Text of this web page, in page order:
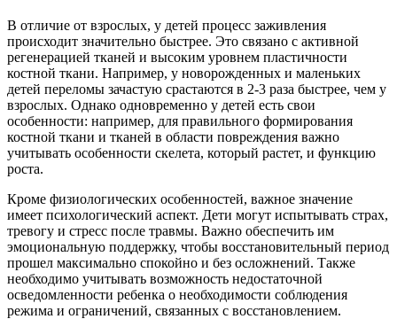
В отличие от взрослых, у детей процесс заживления
происходит значительно быстрее. Это связано с активной
регенерацией тканей и высоким уровнем пластичности
костной ткани. Например, у новорожденных и маленьких
детей переломы зачастую срастаются в 2-3 раза быстрее, чем у
взрослых. Однако одновременно у детей есть свои
особенности: например, для правильного формирования
костной ткани и тканей в области повреждения важно
учитывать особенности скелета, который растет, и функцию
роста.
Кроме физиологических особенностей, важное значение
имеет психологический аспект. Дети могут испытывать страх,
тревогу и стресс после травмы. Важно обеспечить им
эмоциональную поддержку, чтобы восстановительный период
прошел максимально спокойно и без осложнений. Также
необходимо учитывать возможность недостаточной
осведомленности ребенка о необходимости соблюдения
режима и ограничений, связанных с восстановлением.